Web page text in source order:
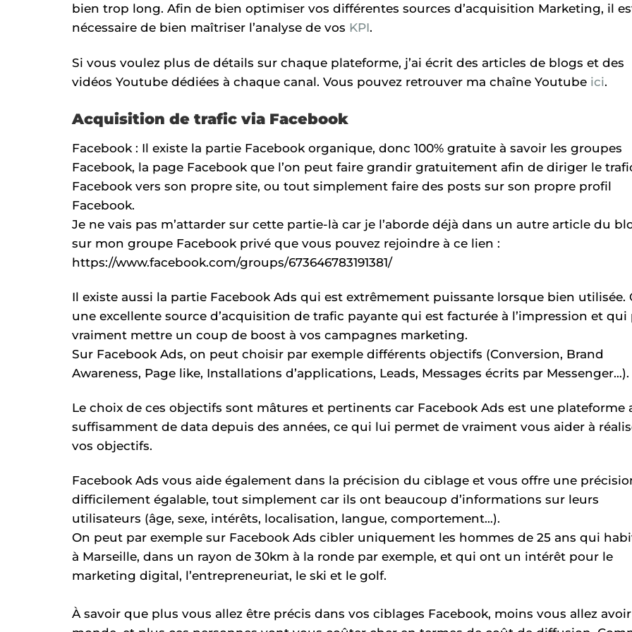
bien trop long. Afin de bien optimiser vos différentes sources d’acquisition Marketing, il
nécessaire de bien maîtriser l’analyse de vos KPI.
Si vous voulez plus de détails sur chaque plateforme, j’ai écrit des articles de blogs et des
vidéos Youtube dédiées à chaque canal. Vous pouvez retrouver ma chaîne Youtube ici.
Acquisition de trafic via Facebook
Facebook : Il existe la partie Facebook organique, donc 100% gratuite à savoir les groupes
Facebook, la page Facebook que l’on peut faire grandir gratuitement afin de diriger le
Facebook vers son propre site, ou tout simplement faire des posts sur son propre profil
Facebook.
Je ne vais pas m’attarder sur cette partie-là car je l’aborde déjà dans un autre article du
sur mon groupe Facebook privé que vous pouvez rejoindre à ce lien :
https://www.facebook.com/groups/673646783191381/
Il existe aussi la partie Facebook Ads qui est extrêmement puissante lorsque bien utilisée.
une excellente source d’acquisition de trafic payante qui est facturée à l’impression et qui
vraiment mettre un coup de boost à vos campagnes marketing.
Sur Facebook Ads, on peut choisir par exemple différents objectifs (Conversion, Brand
Awareness, Page like, Installations d’applications, Leads, Messages écrits par Messenger…).
Le choix de ces objectifs sont mâtures et pertinents car Facebook Ads est une plateforme
suffisamment de data depuis des années, ce qui lui permet de vraiment vous aider à
vos objectifs.
Facebook Ads vous aide également dans la précision du ciblage et vous offre une
difficilement égalable, tout simplement car ils ont beaucoup d’informations sur leurs
utilisateurs (âge, sexe, intérêts, localisation, langue, comportement…).
On peut par exemple sur Facebook Ads cibler uniquement les hommes de 25 ans qui
à Marseille, dans un rayon de 30km à la ronde par exemple, et qui ont un intérêt pour le
marketing digital, l’entrepreneuriat, le ski et le golf.
À savoir que plus vous allez être précis dans vos ciblages Facebook, moins vous allez